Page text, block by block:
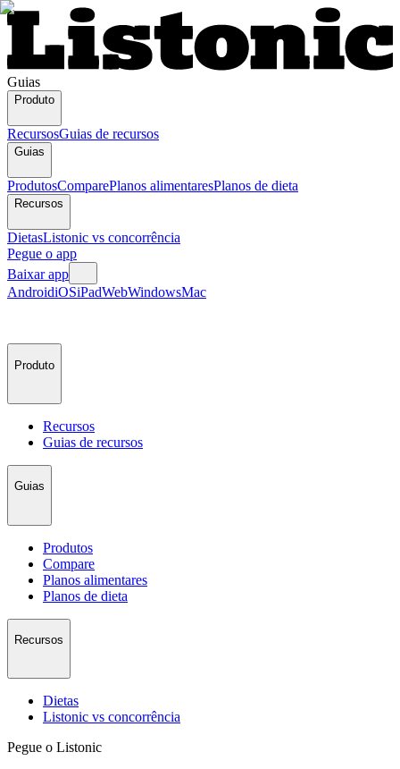
Guias
Produto
RecursosGuias de recursos
Guias
ProdutosComparePlanos alimentaresPlanos de dieta
Recursos
DietasListonic vs concorrência
Pegue o app
Baixar app
AndroidiOSiPadWebWindowsMac
Produto
Recursos
Guias de recursos
Guias
Produtos
Compare
Planos alimentares
Planos de dieta
Recursos
Dietas
Listonic vs concorrência
Pegue o Listonic